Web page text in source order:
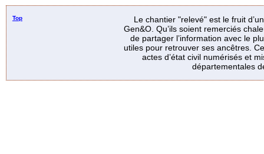
Top
Le chantier "relevé" est le fruit
Gen&O. Qu’ils soient remerciés
de partager l’information avec le
utiles pour retrouver ses ancêtres.
actes d’état civil numérisés et
départementales